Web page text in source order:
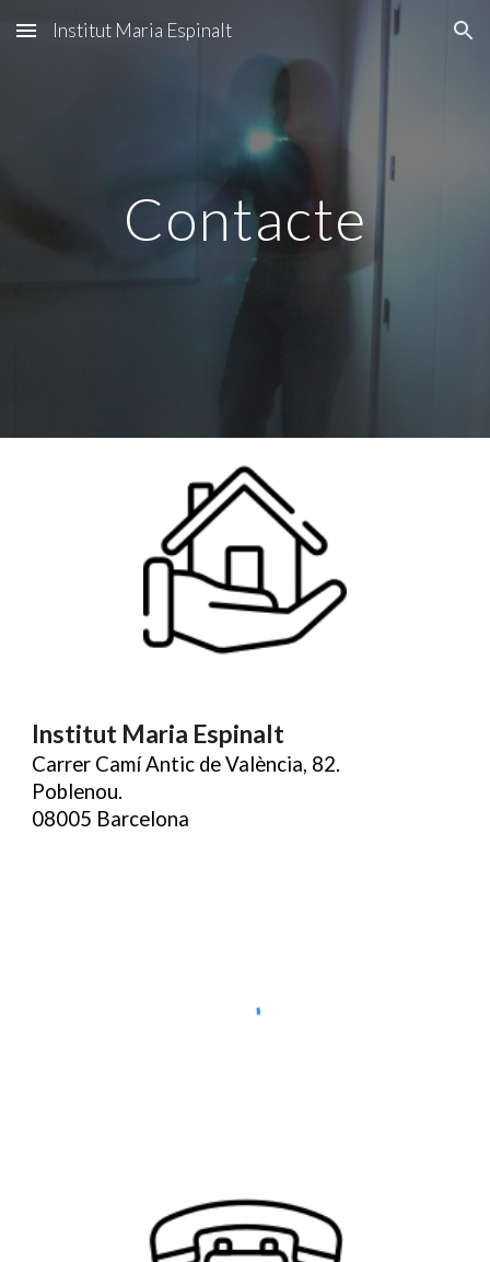
Skip to main content Skip to navigation
Institut Maria Espinalt
Contacte
Institut Maria Espinalt
Carrer Camí Antic de València, 82.
Poblenou.
08005 Barcelona